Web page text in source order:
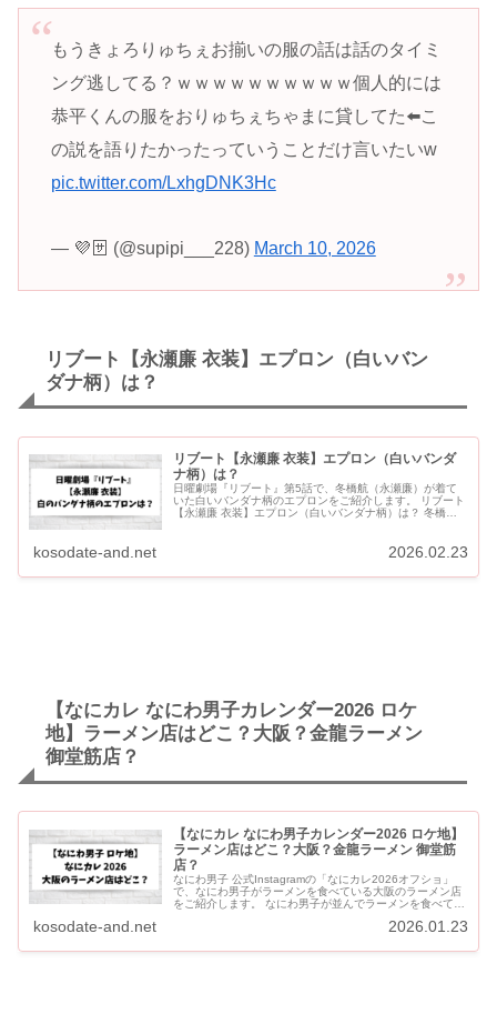
もうきょろりゅちぇお揃いの服の話は話のタイミ
ング逃してる？ｗｗｗｗｗｗｗｗｗｗ個人的には
恭平くんの服をおりゅちぇちゃまに貸してた⬅️こ
の説を語りたかったっていうことだけ言いたいw
pic.twitter.com/LxhgDNK3Hc
— 💜🈂️ (@supipi___228) March 10, 2026
リブート【永瀬廉 衣装】エプロン（白いバン
ダナ柄）は？
リブート【永瀬廉 衣装】エプロン（白いバンダ
ナ柄）は？
日曜劇場『リブート』第5話で、冬橋航（永瀬廉）が着て
いた白いバンダナ柄のエプロンをご紹介します。 リブート
【永瀬廉 衣装】エプロン（白いバンダナ柄）は？ 冬橋
kosodate-and.net 2026.02.23
【なにカレ なにわ男子カレンダー2026 ロケ
地】ラーメン店はどこ？大阪？金龍ラーメン
御堂筋店？
【なにカレ なにわ男子カレンダー2026 ロケ地】
ラーメン店はどこ？大阪？金龍ラーメン 御堂筋
店？
なにわ男子 公式Instagramの「なにカレ2026オフショ」
で、なにわ男子がラーメンを食べている大阪のラーメン店
をご紹介します。 なにわ男子が並んでラーメンを食べてい
kosodate-and.net 2026.01.23